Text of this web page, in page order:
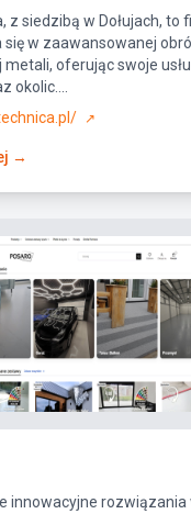
z siedzibą w Dołujach, to
się w zaawansowanej
oferując swoje
okolic....
↗
→
innowacyjne rozwiązania